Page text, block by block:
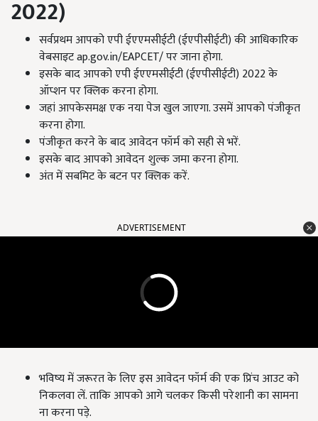
2022)
सर्वप्रथम आपको एपी ईएएमसीईटी (ईएपीसीईटी) की आधिकारिक
वेबसाइट ap.gov.in/EAPCET/ पर जाना होगा.
इसके बाद आपको एपी ईएएमसीईटी (ईएपीसीईटी) 2022 के
ऑप्शन पर क्लिक करना होगा.
जहां आपकेसमक्ष एक नया पेज खुल जाएगा. उसमें आपको पंजीकृत
करना होगा.
पंजीकृत करने के बाद आवेदन फॉर्म को सही से भरें.
इसके बाद आपको आवेदन शुल्क जमा करना होगा.
अंत में सबमिट के बटन पर क्लिक करें.
ADVERTISEMENT
भविष्य में जरूरत के लिए इस आवेदन फॉर्म की एक प्रिंच आउट को
निकलवा लें. ताकि आपको आगे चलकर किसी परेशानी का सामना
ना करना पड़े.